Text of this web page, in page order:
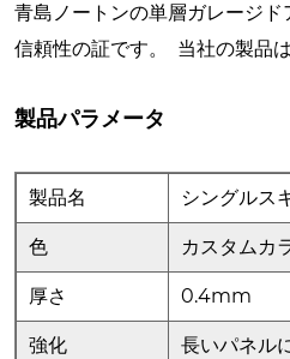
青島ノートンの単層ガレージ
信頼性の証です。 当社の製品
製品パラメータ
製品名 シングルス
色 カスタムカ
厚さ 0.4mm
強化 長いパネル